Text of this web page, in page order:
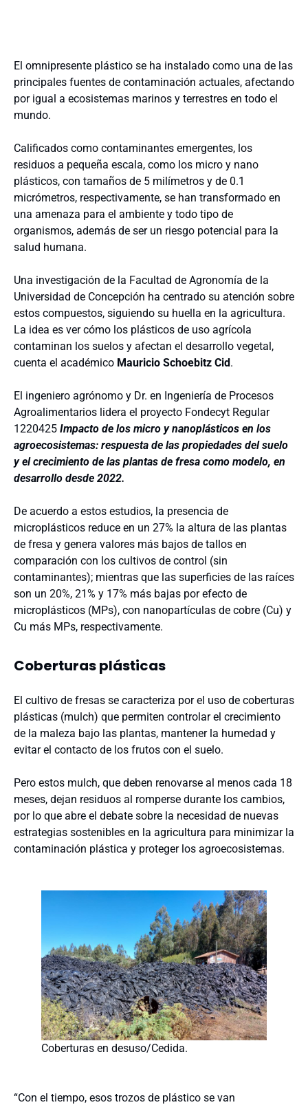
El omnipresente plástico se ha instalado como una de las
principales fuentes de contaminación actuales, afectando
por igual a ecosistemas marinos y terrestres en todo el
mundo.
Calificados como contaminantes emergentes, los
residuos a pequeña escala, como los micro y nano
plásticos, con tamaños de 5 milímetros y de 0.1
micrómetros, respectivamente, se han transformado en
una amenaza para el ambiente y todo tipo de
organismos, además de ser un riesgo potencial para la
salud humana.
Una investigación de la Facultad de Agronomía de la
Universidad de Concepción ha centrado su atención sobre
estos compuestos, siguiendo su huella en la agricultura.
La idea es ver cómo los plásticos de uso agrícola
contaminan los suelos y afectan el desarrollo vegetal,
cuenta el académico Mauricio Schoebitz Cid.
El ingeniero agrónomo y Dr. en Ingeniería de Procesos
Agroalimentarios lidera el proyecto Fondecyt Regular
1220425 Impacto de los micro y nanoplásticos en los
agroecosistemas: respuesta de las propiedades del suelo
y el crecimiento de las plantas de fresa como modelo, en
desarrollo desde 2022.
De acuerdo a estos estudios, la presencia de
microplásticos reduce en un 27% la altura de las plantas
de fresa y genera valores más bajos de tallos en
comparación con los cultivos de control (sin
contaminantes); mientras que las superficies de las raíces
son un 20%, 21% y 17% más bajas por efecto de
microplásticos (MPs), con nanopartículas de cobre (Cu) y
Cu más MPs, respectivamente.
Coberturas plásticas
El cultivo de fresas se caracteriza por el uso de coberturas
plásticas (mulch) que permiten controlar el crecimiento
de la maleza bajo las plantas, mantener la humedad y
evitar el contacto de los frutos con el suelo.
Pero estos mulch, que deben renovarse al menos cada 18
meses, dejan residuos al romperse durante los cambios,
por lo que abre el debate sobre la necesidad de nuevas
estrategias sostenibles en la agricultura para minimizar la
contaminación plástica y proteger los agroecosistemas.
Coberturas en desuso/Cedida.
“Con el tiempo, esos trozos de plástico se van